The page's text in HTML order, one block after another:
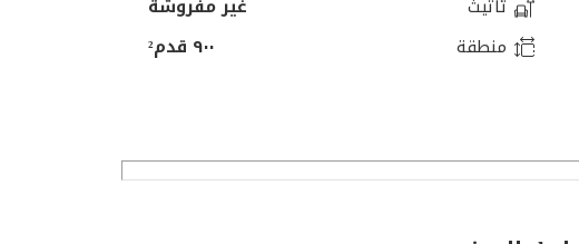
تأثيث
غير مفروشة
منطقة
٩٠٠ قدم²